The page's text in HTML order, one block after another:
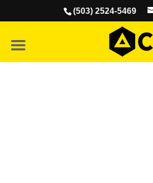
(503) 2524-5469